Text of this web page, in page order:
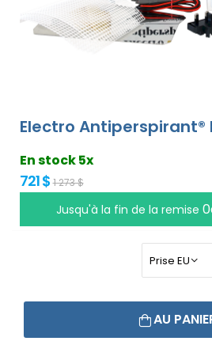
Electro Antiperspirant®
En stock 5x
721 $ 1 273 $
Jusqu'à la fin de la remise
AU